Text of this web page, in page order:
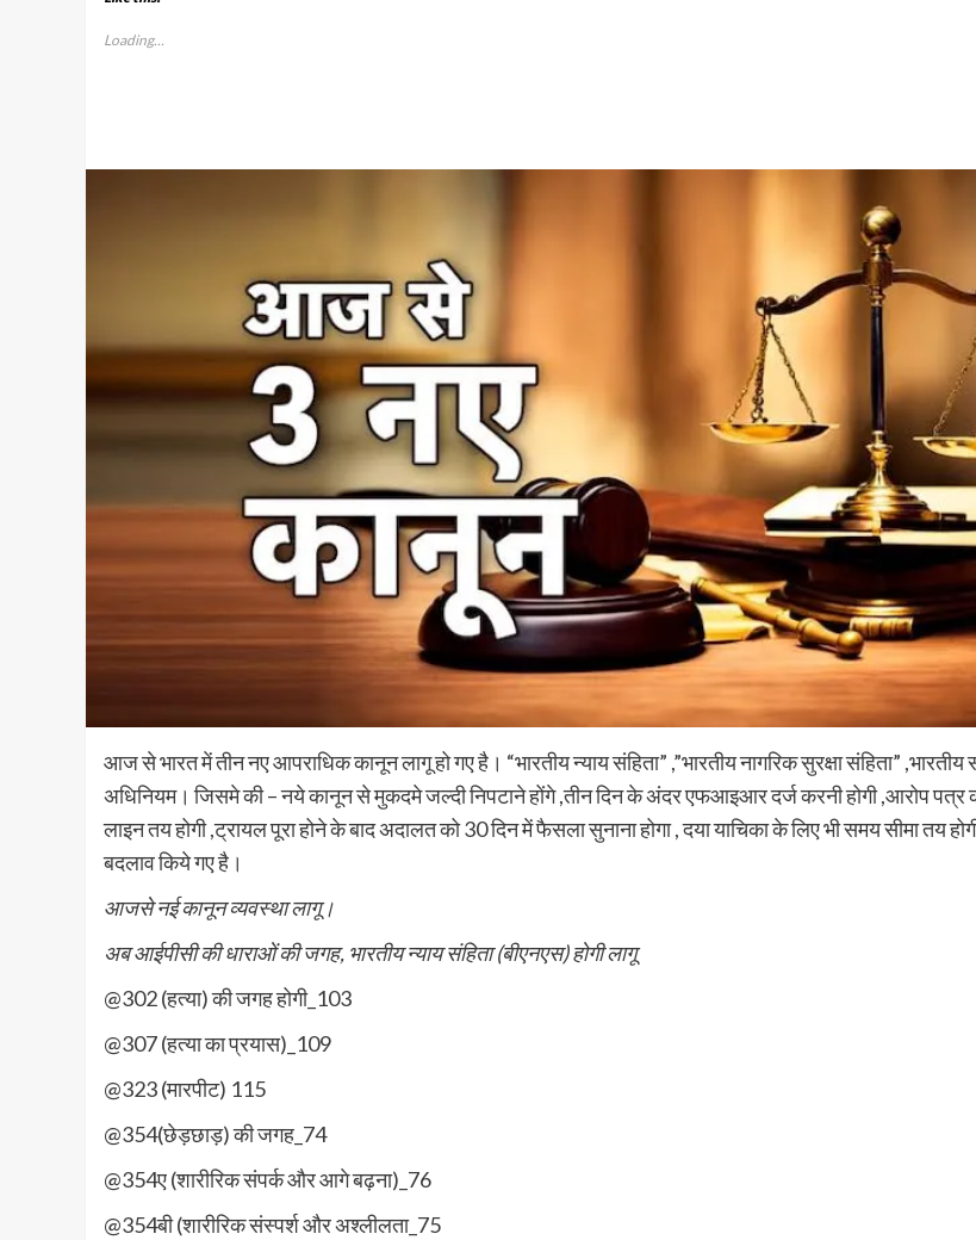
Loading...
आज से भारत में तीन नए आपराधिक कानून लागू हो गए है। “भारतीय न्याय संहिता” ,”भारतीय नागरिक सुरक्षा संहिता” ,भारतीय
अधिनियम। जिसमे की – नये कानून से मुकदमे जल्दी निपटाने होंगे ,तीन दिन के अंदर एफआइआर दर्ज करनी होगी ,आरोप पत्र
लाइन तय होगी ,ट्रायल पूरा होने के बाद अदालत को 30 दिन में फैसला सुनाना होगा , दया याचिका के लिए भी समय सीमा तय
बदलाव किये गए है।
आजसे नई कानून व्यवस्था लागू।
अब आईपीसी की धाराओं की जगह, भारतीय न्याय संहिता (बीएनएस) होगी लागू
@302 (हत्या) की जगह होगी_103
@307 (हत्या का प्रयास)_109
@323 (मारपीट) 115
@354(छेड़छाड़) की जगह_74
@354ए (शारीरिक संपर्क और आगे बढ़ना)_76
@354बी (शारीरिक संस्पर्श और अश्लीलता_75